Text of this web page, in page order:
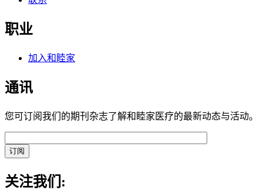
职业
加入和睦家
通讯
您可订阅我们的期刊杂志了解和睦家医疗的最新动态与活动。
关注我们: